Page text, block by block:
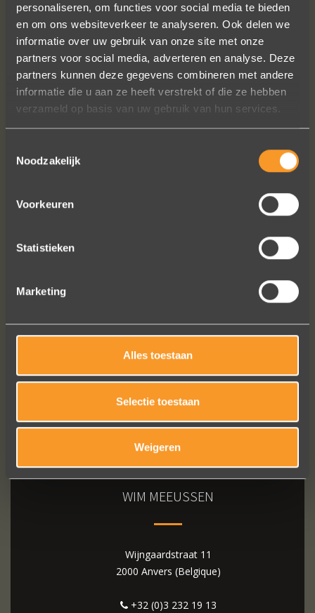
personaliseren, om functies voor social media te bieden
en om ons websiteverkeer te analyseren. Ook delen we
informatie over uw gebruik van onze site met onze
partners voor social media, adverteren en analyse. Deze
partners kunnen deze gegevens combineren met andere
informatie die u aan ze heeft verstrekt of die ze hebben
verzameld op basis van uw gebruik van hun services.
Noodzakelijk
Voorkeuren
Statistieken
Marketing
Alles toestaan
Selectie toestaan
Weigeren
Een droom die uitkomt, de ringen zijn
prachtig afgewerkt, perfecte kwaliteit.
We zijn liefdevol geholpen en ze
waren op tijd klaar. Kan niet anders
zeggen dan AANRADER op elk vlak!
WIM MEEUSSEN
Wijngaardstraat 11
2000 Anvers (Belgique)
+32 (0)3 232 19 13